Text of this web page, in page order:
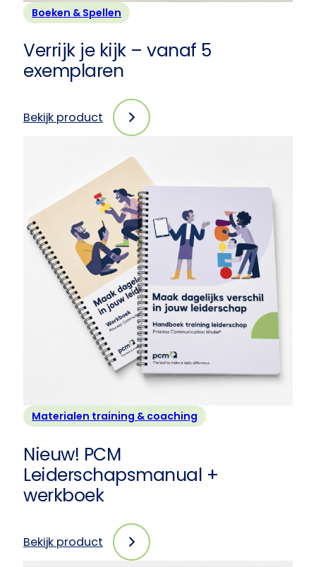
Boeken & Spellen
Verrijk je kijk – vanaf 5
exemplaren
Bekijk product
:
kijk
vanaf
5
exemplaren
Materialen training & coaching
Nieuw! PCM
Leiderschapsmanual +
werkboek
Bekijk product
: